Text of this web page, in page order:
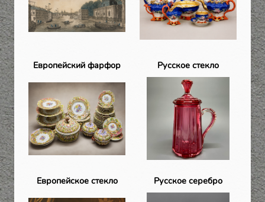
Европейский фарфор Русское стекло
Европейское стекло Русское серебро